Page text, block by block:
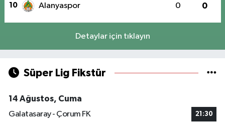
10 Alanyaspor 0 0
Detaylar için tıklayın
Süper Lig Fikstür
14 Ağustos, Cuma
Galatasaray - Çorum FK
21:30